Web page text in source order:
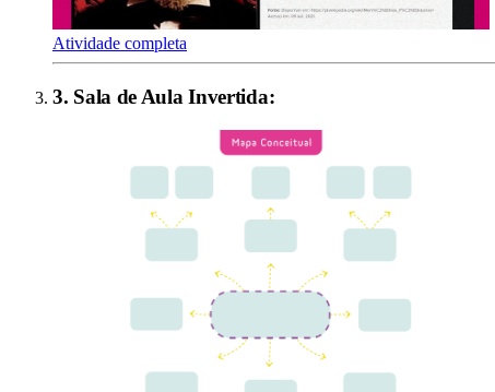
Atividade completa
3. Sala de Aula Invertida: